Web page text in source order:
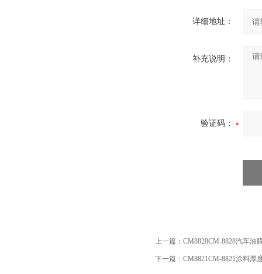
详细地址：
补充说明：
验证码：
上一篇： CM8828CM-8828汽车油
下一篇： CM8821CM-8821涂料厚